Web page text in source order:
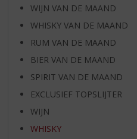
WIJN VAN DE MAAND
WHISKY VAN DE MAAND
RUM VAN DE MAAND
BIER VAN DE MAAND
SPIRIT VAN DE MAAND
EXCLUSIEF TOPSLIJTER
WIJN
WHISKY